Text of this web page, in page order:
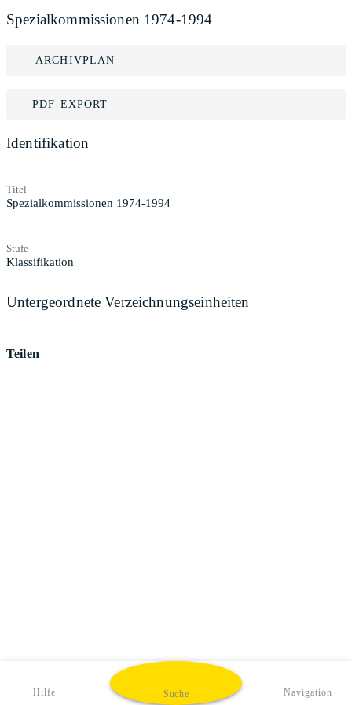
Spezialkommissionen 1974-1994
ARCHIVPLAN
PDF-EXPORT
Identifikation
Titel
Spezialkommissionen 1974-1994
Stufe
Klassifikation
Untergeordnete Verzeichnungseinheiten
Teilen
Hilfe Suche Navigation